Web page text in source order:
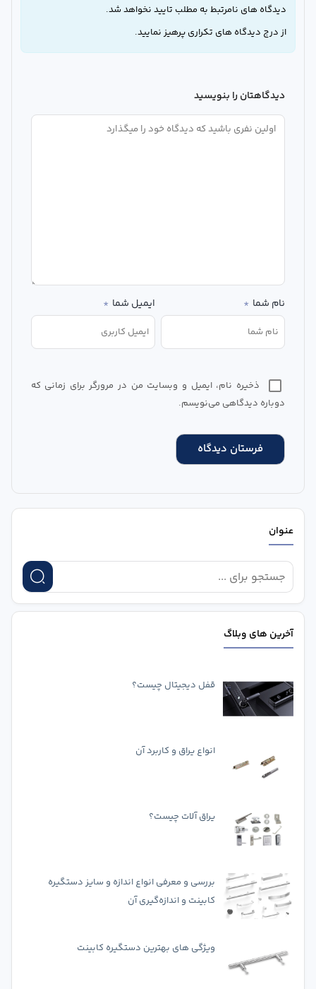
دیدگاه های نامرتبط به مطلب تایید نخواهد شد.
از درج دیدگاه های تکراری پرهیز نمایید.
دیدگاهتان را بنویسید
نام شما * ایمیل شما *
ذخیره نام، ایمیل و وبسایت من در مرورگر برای زمانی که
دوباره دیدگاهی می‌نویسم.
عنوان
آخرین های وبلاگ
قفل دیجیتال چیست؟
انواع یراق و کاربرد آن
یراق آلات چیست؟
بررسی و معرفی انواع اندازه و سایز دستگیره
کابینت و اندازه‌گیری آن
ویژگی های بهترین دستگیره کابینت